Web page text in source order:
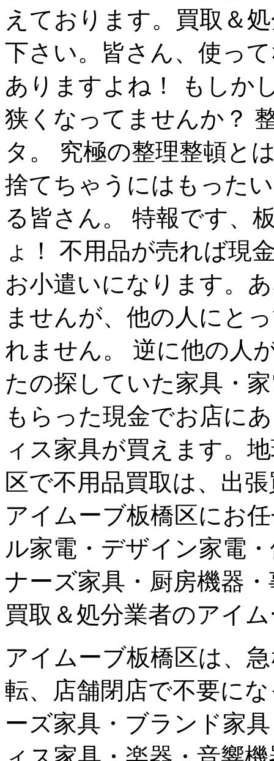
えております。買取＆
下さい。皆さん、使っ
ありますよね！ もしか
狭くなってませんか？
タ。 究極の整理整頓と
捨てちゃうにはもった
る皆さん。 特報です、
ょ！ 不用品が売れば現
お小遣いになります。
ませんが、他の人にと
れません。 逆に他の人
たの探していた家具・
もらった現金でお店に
ィス家具が買えます。
区で不用品買取は、出
アイムーブ板橋区にお
ル家電・デザイン家電
ナーズ家具・厨房機器
買取＆処分業者のアイ
アイムーブ板橋区は、
転、店舗閉店で不要に
ーズ家具・ブランド家